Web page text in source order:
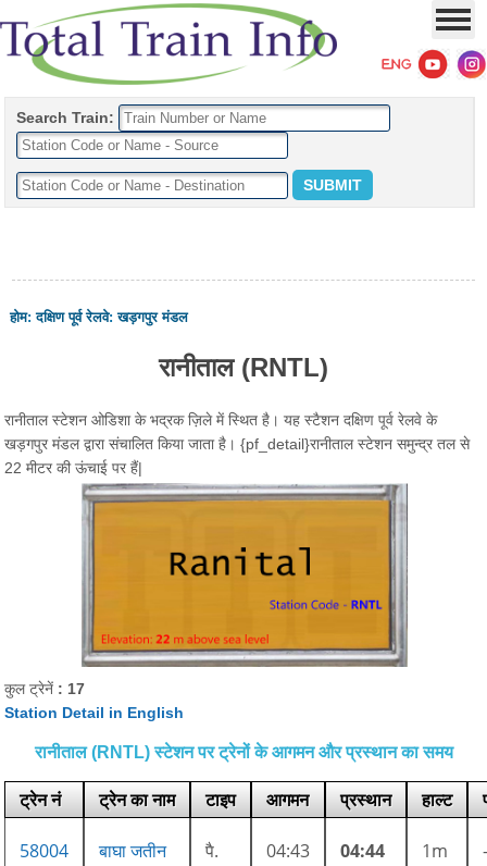
Search Train:
होम:दक्षिण पूर्व रेलवे:खड़गपुर मंडल
रानीताल (RNTL)
रानीताल स्टेशन ओडिशा के भद्रक ज़िले में स्थित है। यह स्टैशन दक्षिण पूर्व रेलवे के
खड़गपुर मंडल द्वारा संचालित किया जाता है। {pf_detail}रानीताल स्टेशन समुन्द्र तल से
22 मीटर की ऊंचाई पर हैं|
कुल ट्रेनें : 17
Station Detail in English
रानीताल (RNTL) स्टेशन पर ट्रेनों के आगमन और प्रस्थान का समय
ट्रेन नं ट्रेन का नाम टाइप आगमन प्रस्थान हाल्ट
58004
बाघा जतीन
पै. 04:43 04:44 1m